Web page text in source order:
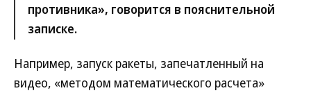
противника», говорится в пояснительной
записке.
Например, запуск ракеты, запечатленный на
видео, «методом математического расчета»